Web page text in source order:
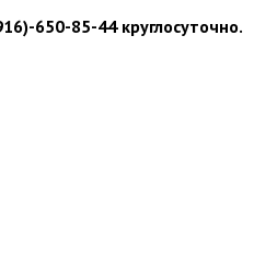
650-85-44 круглосуточно.